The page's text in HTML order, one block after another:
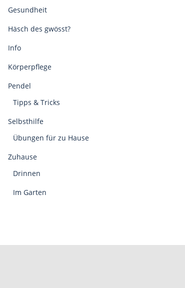
Gesundheit
Häsch des gwösst?
Info
Körperpflege
Pendel
Tipps & Tricks
Selbsthilfe
Übungen für zu Hause
Zuhause
Drinnen
Im Garten